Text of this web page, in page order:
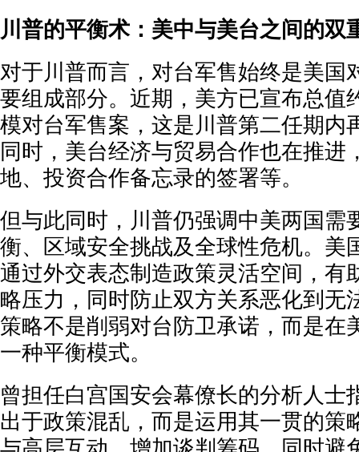
川普的平衡术：美中与美台之间的双
对于川普而言，对台军售始终是美国
要组成部分。近期，美方已宣布总值
模对台军售案，这是川普第二任期内
同时，美台经济与贸易合作也在推进
地、投资合作备忘录的签署等。
但与此同时，川普仍强调中美两国需
衡、区域安全挑战及全球性危机。美
通过外交表态制造政策灵活空间，有
略压力，同时防止双方关系恶化到无
策略不是削弱对台防卫承诺，而是在
一种平衡模式。
曾担任白宫国安会幕僚长的分析人士
出于政策混乱，而是运用其一贯的